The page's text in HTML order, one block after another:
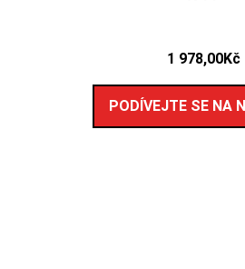
1 978,00Kč
PODÍVEJTE SE NA